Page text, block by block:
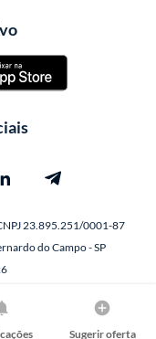
Sugerir oferta
23.895.251/0001-87
do Campo - SP